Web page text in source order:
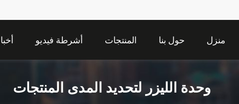
منزل حول بنا المنتجات أشرطة فيديو
وحدة الليزر لتحديد المدى المنتجات